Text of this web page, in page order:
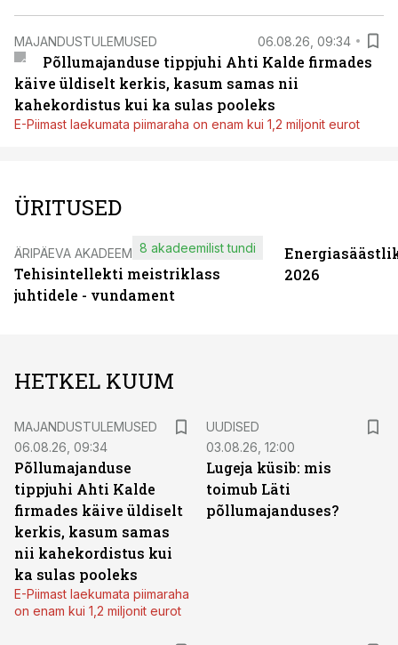
MAJANDUSTULEMUSED 06.08.26, 09:34
Põllumajanduse tippjuhi Ahti Kalde firmades
käive üldiselt kerkis, kasum samas nii
kahekordistus kui ka sulas pooleks
E-Piimast laekumata piimaraha on enam kui 1,2 miljonit eurot
ÜRITUSED
ÄRIPÄEVA AKADEEMIA
Tehisintellekti meistriklass
juhtidele - vundament
8 akadeemilist tundi
2026
HETKEL KUUM
MAJANDUSTULEMUSED
06.08.26, 09:34
Põllumajanduse
tippjuhi Ahti Kalde
firmades käive üldiselt
kerkis, kasum samas
nii kahekordistus kui
ka sulas pooleks
E-Piimast laekumata piimaraha
on enam kui 1,2 miljonit eurot
UUDISED
03.08.26, 12:00
Lugeja küsib: mis
toimub Läti
põllumajanduses?